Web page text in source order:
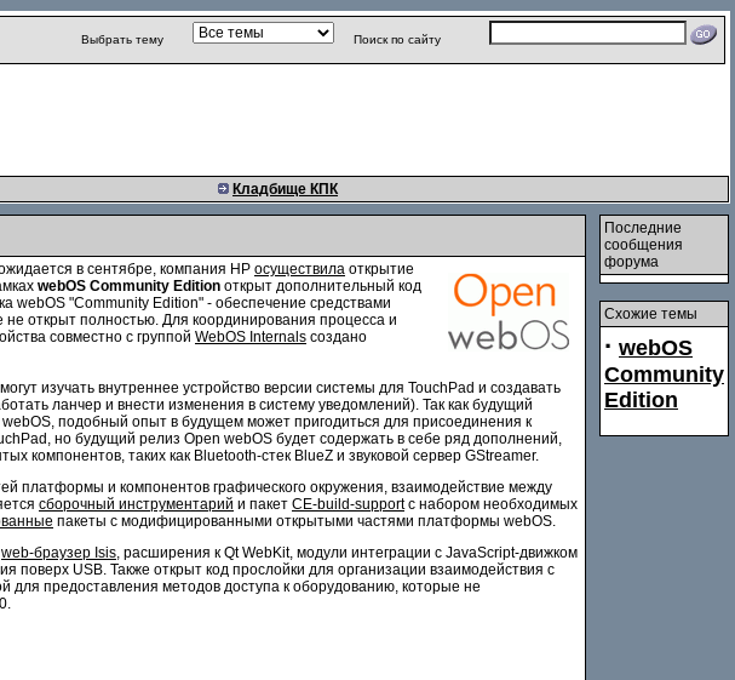
Выбрать тему Поиск по сайту
Кладбище КПК
в сентябре, компания HP осуществила открытие
webOS Community Edition открыт дополнительный код
webOS "Community Edition" - обеспечение средствами
открыт полностью. Для координирования процесса и
совместно с группой WebOS Internals создано
изучать внутреннее устройство версии системы для TouchPad и создавать
ланчер и внести изменения в систему уведомлений). Так как будущий
подобный опыт в будущем может пригодиться для присоединения к
но будущий релиз Open webOS будет содержать в себе ряд дополнений,
компонентов, таких как Bluetooth-стек BlueZ и звуковой сервер GStreamer.
платформы и компонентов графического окружения, взаимодействие между
сборочный инструментарий и пакет CE-build-supportс набором необходимых
пакеты с модифицированными открытыми частями платформы webOS.
web-браузер Isis, расширения к Qt WebKit, модули интеграции с JavaScript-движком
USB. Также открыт код прослойки для организации взаимодействия с
предоставления методов доступа к оборудованию, которые не
Последние
сообщения
форума
Схожие темы
· webOS
Community
Edition